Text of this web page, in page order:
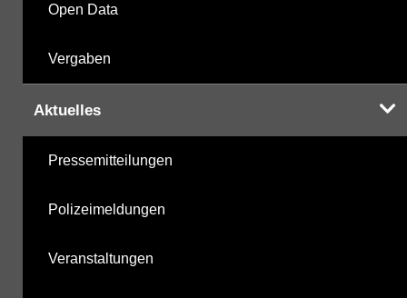
Open Data
Vergaben
Aktuelles
Pressemitteilungen
Polizeimeldungen
Veranstaltungen